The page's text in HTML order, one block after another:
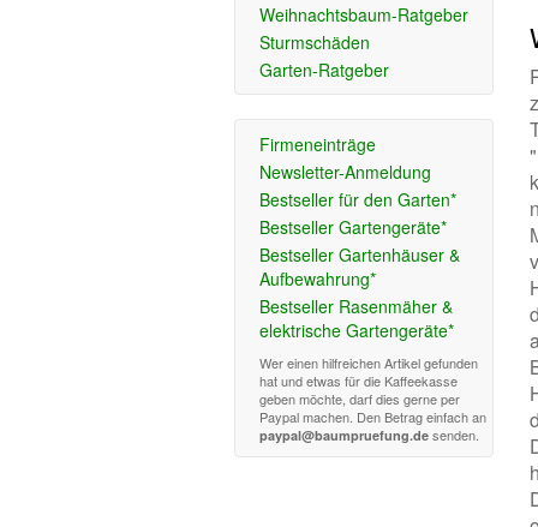
Weihnachtsbaum-Ratgeber
Sturmschäden
Garten-Ratgeber
Firmeneinträge
Newsletter-Anmeldung
Bestseller für den Garten*
Bestseller Gartengeräte*
Bestseller Gartenhäuser &
Aufbewahrung*
Bestseller Rasenmäher &
elektrische Gartengeräte*
Wer einen hilfreichen Artikel gefunden
hat und etwas für die Kaffeekasse
geben möchte, darf dies gerne per
Paypal machen. Den Betrag einfach an
paypal@baumpruefung.de senden.